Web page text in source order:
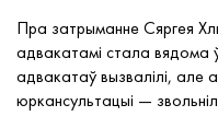
Пра затрыманне Сяргея
адвакатамі стала вядома
адвакатаў вызвалілі,
юркансультацыі —